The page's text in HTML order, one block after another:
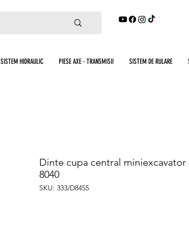
SISTEM HIDRAULIC PIESE AXE - TRANSMISII SISTEM DE RULARE
Dinte cupa central miniexcavator
8040
SKU: 333/D8455